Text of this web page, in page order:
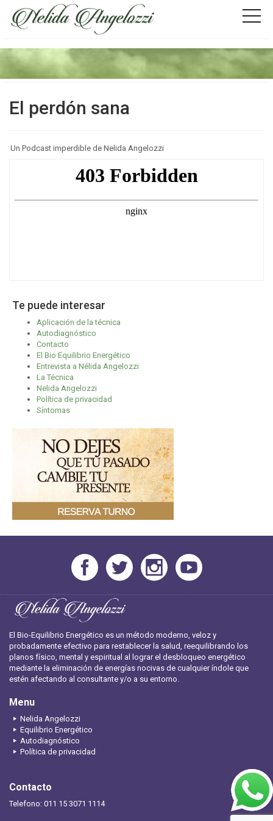
El perdón sana
Un Podcast imperdible de Nelida Angelozzi
Te puede interesar
Aplicación de la técnica
Autodiagnóstico
Contacto
El Bio Equilibrio Energético
Entrevista a Nélida Angelozzi
La Técnica
Nelida Angelozzi
Política de privacidad
Síntomas
El Bio-Equilibrio Energético es un método moderno, veloz y
probadamente efectivo para restablecer la salud, reequilibrando los
planos físico, mental y espiritual al lograr el desbloqueo energético
mediante la eliminación de energías nocivas de cualquier índole que
estén afectando al consultante y/o a su entorno.
Menu
Nelida Angelozzi
Equilibrio Energético
Autodiagnóstico
Política de privacidad
Contacto
Telefono: 011 15 3071 1114